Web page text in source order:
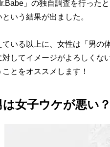
」の独自調査を行った
いう結果が出ました。
いる以上に、女性は「男の
対してイメージがよろしくな
とをオススメします！
女子ウケが悪い